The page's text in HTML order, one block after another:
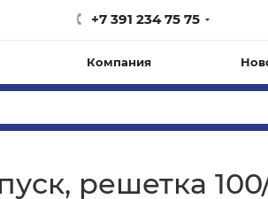
+7 391 234 75 75
Компания
решетка